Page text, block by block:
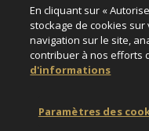
Matricule Atout France
Assurance responsabilité
En cliquant sur «
stockage de cookies
navigation sur le site,
contribuer à nos efforts
d'informations
Paramètres des